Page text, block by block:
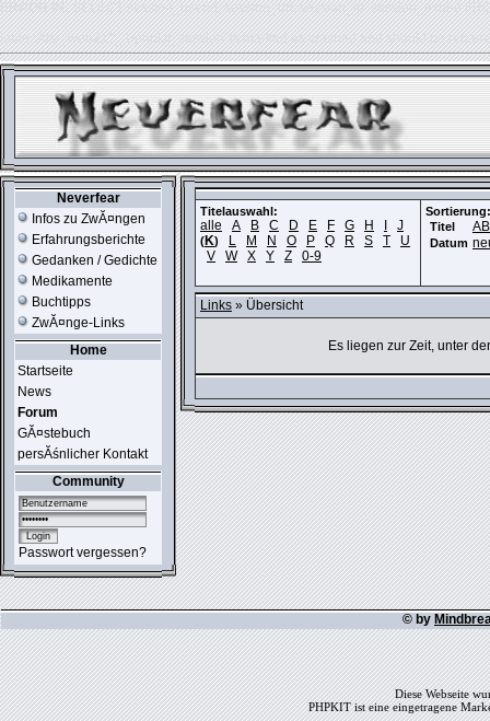
ERROR IN:SELECT session_userid, session_url, session_ip, session_expire
table './usr_web212_1/phpkit_session' is marked as crashed and should be
Neverfear
Infos zu ZwĂ¤ngen
Erfahrungsberichte
Gedanken / Gedichte
Medikamente
Buchtipps
ZwĂ¤nge-Links
Home
Startseite
News
Forum
GĂ¤stebuch
persĂśnlicher Kontakt
Community
Passwort vergessen?
Titelauswahl:
alle A B C D E F G H J
(K) L M N O P Q R S T
U
V
W X Y Z 0-9
Sortierung:
Titel
Datum
Links » Übersicht
Es liegen zur Zeit, unter
© by
Diese Webseite
PHPKIT ist eine eingetragene